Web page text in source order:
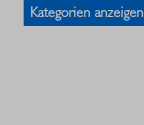
Kategorien anzeigen